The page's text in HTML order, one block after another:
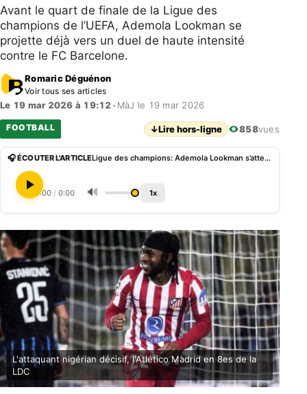
Avant le quart de finale de la Ligue des
champions de l’UEFA, Ademola Lookman se
projette déjà vers un duel de haute intensité
contre le FC Barcelone.
Romaric Déguénon
Voir tous ses articles
Le 19 mar 2026 à 19:12 • MàJ le 19 mar 2026
FOOTBALL ↓Lire hors-ligne 858vues
🎧 ÉCOUTER L'ARTICLE Ligue des champions: Ademola Lookman s’attend à un choc « particulier » face au Barça
0:00 / 0:00 🔊 1x
L'attaquant nigérian décisif, l'Atlético Madrid en 8es de la
LDC